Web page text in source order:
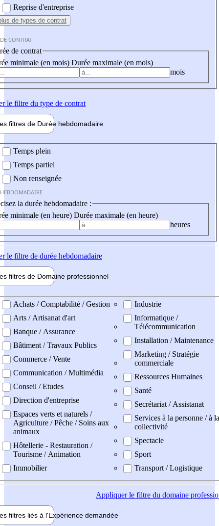
Reprise d'entreprise
de types de contrat
CONTRAT
de contrat
minimale (en mois) Durée maximale (en mois)
mois
le filtre du type de contrat
filtres de Durée hebdomadaire
Temps plein
Temps partiel
Non renseignée
la durée hebdomadaire :
minimale (en heure) Durée maximale (en heure)
heures
le filtre de durée hebdomadaire
filtres de Domaine professionnel
professionel
Achats / Comptabilité / Gestion
Arts / Artisanat d'art
Banque / Assurance
Bâtiment / Travaux Publics
Commerce / Vente
Communication / Multimédia
Conseil / Etudes
Direction d'entreprise
Espaces verts et naturels /
Agriculture / Pêche / Soins aux
animaux
Hôtellerie - Restauration /
Tourisme / Animation
Immobilier
Industrie
Informatique /
Télécommunication
Installation / Maintenance
Marketing / Stratégie
commerciale
Ressources Humaines
Santé
Secrétariat / Assistanat
Services à la personne / à la
collectivité
Spectacle
Sport
Transport / Logistique
Appliquerle filtre du domaine
filtres liés à l'Expérience demandée